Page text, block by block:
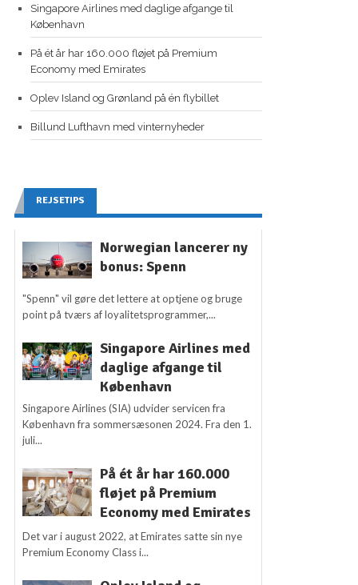
Singapore Airlines med daglige afgange til
København
På ét år har 160.000 fløjet på Premium
Economy med Emirates
Oplev Island og Grønland på én flybillet
Billund Lufthavn med vinternyheder
REJSETIPS
Norwegian lancerer ny
bonus: Spenn
"Spenn" vil gøre det lettere at optjene og bruge
point på tværs af loyalitetsprogrammer,...
Singapore Airlines med
daglige afgange til
København
Singapore Airlines (SIA) udvider servicen fra
København fra sommersæsonen 2024. Fra den 1.
juli...
På ét år har 160.000
fløjet på Premium
Economy med Emirates
Det var i august 2022, at Emirates satte sin nye
Premium Economy Class i...